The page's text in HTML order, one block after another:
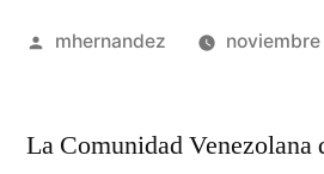
Publicado
mhernandez noviembre
La Comunidad Venezolana